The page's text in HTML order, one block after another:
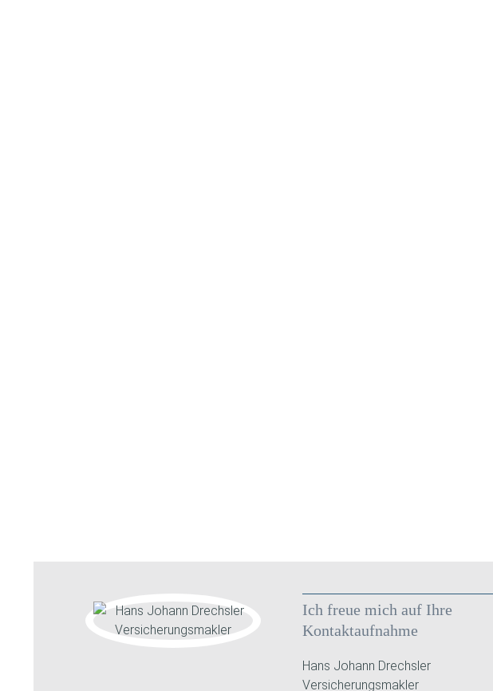
Ich freue mich auf Ihre
Kontaktaufnahme
Hans Johann Drechsler
Versicherungsmakler